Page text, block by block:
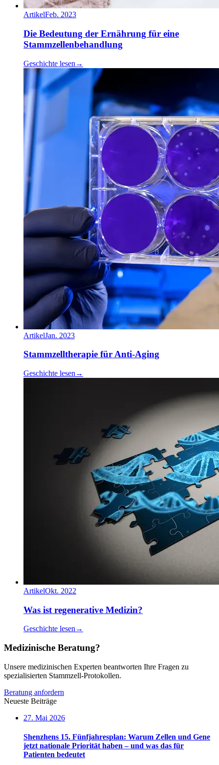
ArtikelFeb. 2023
Die Bedeutung der Ernährung für eine
Stammzellenbehandlung
Geschichte lesen →
ArtikelJan. 2023
Stammzelltherapie für Anti-Aging
Geschichte lesen →
ArtikelOkt. 2022
Was ist regenerative Medizin?
Geschichte lesen→
Medizinische Beratung?
Unsere medizinischen Experten beantworten Ihre Fragen zu
spezialisierten Stammzell-Protokollen.
Beratung anfordern
Neueste Beiträge
27. Mai 2026
Shenzhens 15. Fünfjahresplan: Warum Zellen und Gene
jetzt nationale Priorität haben – und was das für
Patienten bedeutet